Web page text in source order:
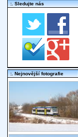
:. Sledujte nás
:. Nejnovější fotografie